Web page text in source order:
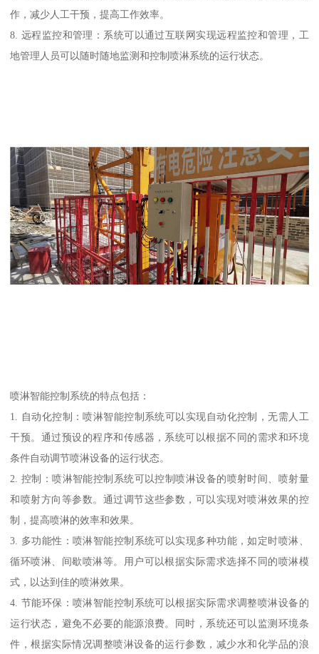
作，减少人工干预，提高工作效率。
8. 远程监控和管理：系统可以通过互联网实现远程监控和管理，工
地管理人员可以随时随地监测和控制喷淋系统的运行状态。
喷淋智能控制系统的特点包括：
1. 自动化控制：喷淋智能控制系统可以实现自动化控制，无需人工
干预。通过预设的程序和传感器，系统可以根据不同的需求和环境
条件自动调节喷淋设备的运行状态。
2. 控制：喷淋智能控制系统可以控制喷淋设备的喷射时间、喷射量
和喷射方向等参数。通过调节这些参数，可以实现对喷淋效果的控
制，提高喷淋的效率和效果。
3. 多功能性：喷淋智能控制系统可以实现多种功能，如定时喷淋、
循环喷淋、间歇喷淋等。用户可以根据实际需求选择不同的喷淋模
式，以达到佳的喷淋效果。
4. 节能环保：喷淋智能控制系统可以根据实际需求调整喷淋设备的
运行状态，避免不必要的能源浪费。同时，系统还可以监测环境条
件，根据实际情况调整喷淋设备的运行参数，减少水和化学品的浪